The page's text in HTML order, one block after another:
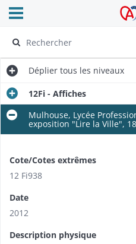
Archives
Ouvrir le menu déroulant
Déplier tous les niveaux
12Fi - Affiches
Mulhouse, Lycée
exposition "Lire la Ville",
Cote/Cotes extrêmes
12 Fi938
Date
2012
Description physique